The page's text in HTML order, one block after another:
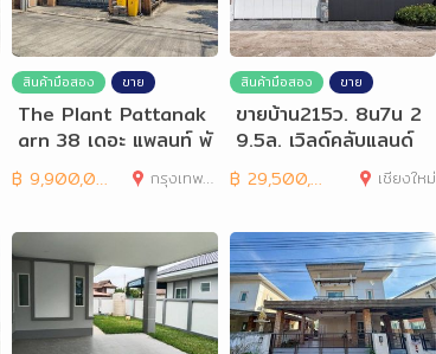
สินค้ามือสอง ขาย
The Plant Pattanak
arn 38 เดอะ แพลนท์ พั
ฒนาการ 38 หลังมุม
฿ 9,900,000 กรุงเทพมหานคร
สินค้ามือสอง ขาย
ขายบ้าน215ว. 8น7น 2
9.5ล. เวิลด์คลับแลนด์
หนองควาย หางดง
฿ 29,500,000 เชียงใหม่